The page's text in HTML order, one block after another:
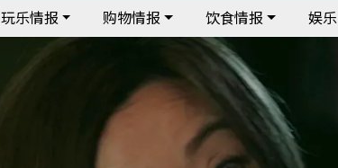
玩乐情报 购物情报 饮食情报 娱乐